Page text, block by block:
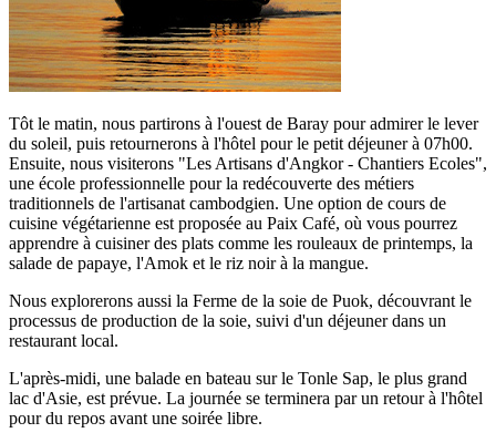
Tôt le matin, nous partirons à l'ouest de Baray pour admirer le lever
du soleil, puis retournerons à l'hôtel pour le petit déjeuner à 07h00.
Ensuite, nous visiterons "Les Artisans d'Angkor - Chantiers Ecoles",
une école professionnelle pour la redécouverte des métiers
traditionnels de l'artisanat cambodgien. Une option de cours de
cuisine végétarienne est proposée au Paix Café, où vous pourrez
apprendre à cuisiner des plats comme les rouleaux de printemps, la
salade de papaye, l'Amok et le riz noir à la mangue.
Nous explorerons aussi la Ferme de la soie de Puok, découvrant le
processus de production de la soie, suivi d'un déjeuner dans un
restaurant local.
L'après-midi, une balade en bateau sur le Tonle Sap, le plus grand
lac d'Asie, est prévue. La journée se terminera par un retour à l'hôtel
pour du repos avant une soirée libre.